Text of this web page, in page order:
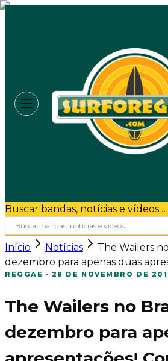
Buscar bandas, notícias e vídeos…
Início Notícias
The Wailers
dezembro para apenas duas
REGGAE · 28 DE NOVEMBRO DE
The Wailers no
dezembro para